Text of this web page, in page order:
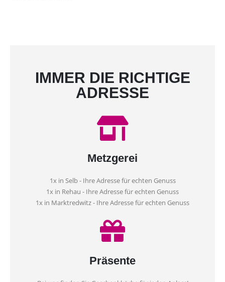
IMMER DIE RICHTIGE
ADRESSE
Metzgerei
1x in Selb - Ihre Adresse für echten Genuss
1x in Rehau - Ihre Adresse für echten Genuss
1x in Marktredwitz - Ihre Adresse für echten Genuss
Präsente